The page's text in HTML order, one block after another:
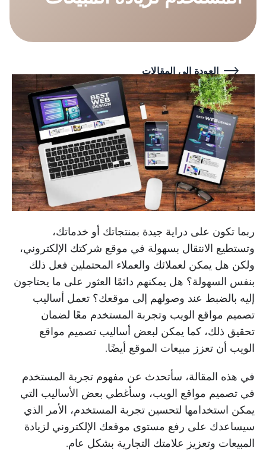
العودة إلى المقالات
ربما تكون على دراية جيدة بمنتجاتك أو خدماتك،
وتستطيع الانتقال بسهولة في موقع شركتك الإلكتروني،
ولكن هل يمكن لعملائك والعملاء المحتملين فعل ذلك
بنفس السهولة؟ هل يمكنهم دائمًا العثور على ما يحتاجون
إليه بالضبط عند وصولهم إلى موقعك؟ تعمل أساليب
تصميم مواقع الويب وتجربة المستخدم معًا لضمان
تحقيق ذلك، كما يمكن لبعض أساليب تصميم مواقع
الويب أن تعزز مبيعات الموقع أيضًا.
في هذه المقالة، سأتحدث عن مفهوم تجربة المستخدم
في تصميم مواقع الويب، وسأغطي بعض الأساليب التي
يمكن استخدامها لتحسين تجربة المستخدم، الأمر الذي
سيساعدك على رفع مستوى موقعك الإلكتروني لزيادة
المبيعات وتعزيز علامتك التجارية بشكل عام.